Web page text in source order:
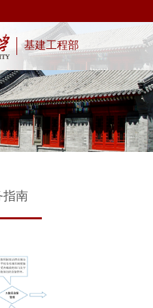
基建工程部
指南